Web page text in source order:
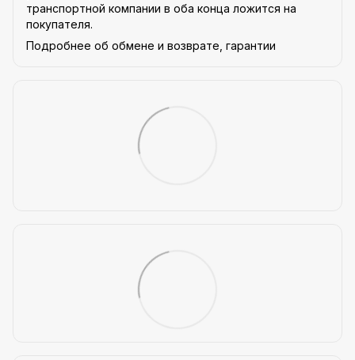
транспортной компании в оба конца ложится на
покупателя.
Подробнее об обмене и возврате, гарантии